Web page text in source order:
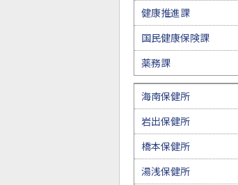
健康推進課
国民健康保険課
薬務課
海南保健所
岩出保健所
橋本保健所
湯浅保健所